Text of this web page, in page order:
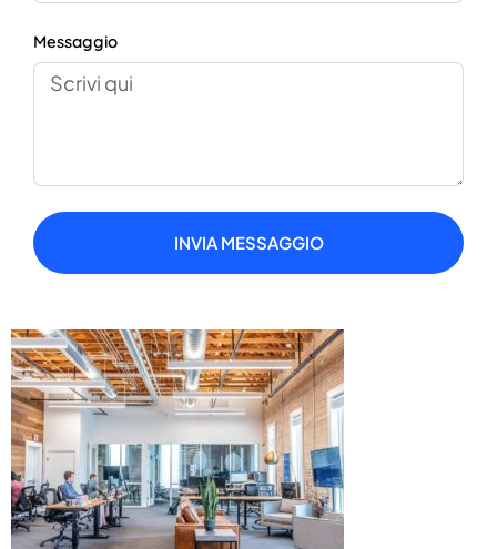
Messaggio
INVIA MESSAGGIO